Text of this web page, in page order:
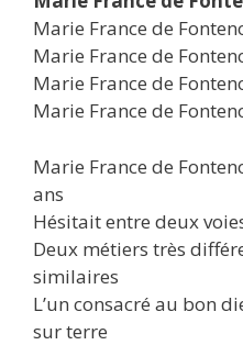
Marie France de
Marie France de
Marie France de
Marie France de
Marie France de
ans
Hésitait entre deux
Deux métiers très
similaires
L’un consacré au bon
sur terre